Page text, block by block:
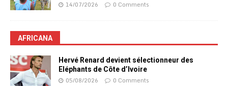
14/07/2026 0 Comments
AFRICANA
Hervé Renard devient sélectionneur des
Eléphants de Côte d’Ivoire
05/08/2026 0 Comments